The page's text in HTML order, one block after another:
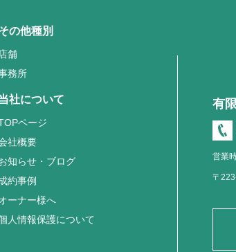
の他種別
店舗
務所
社について
ページ
社概要
知らせ・ブログ
約事例
ーナー様へ
人情報保護について
有
営業
〒